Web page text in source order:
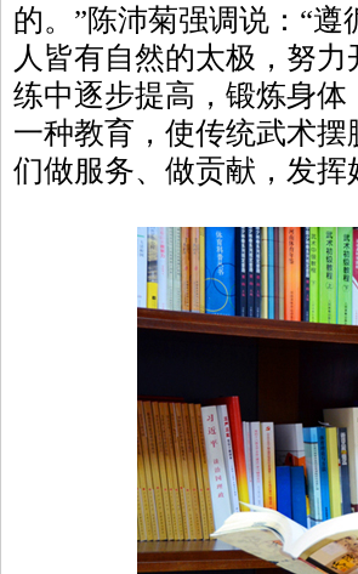
的。”陈沛菊强调说：“
人皆有自然的太极，努
练中逐步提高，锻炼身
一种教育，使传统武术
们做服务、做贡献，发